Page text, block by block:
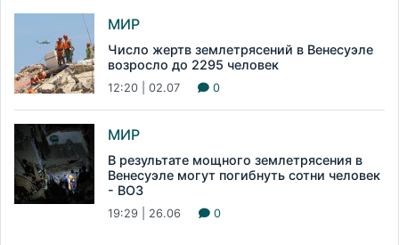
МИР
Число жертв землетрясений в Венесуэле
возросло до 2295 человек
12:20 | 02.07 0
МИР
В результате мощного землетрясения в
Венесуэле могут погибнуть сотни человек
- ВОЗ
19:29 | 26.06 0